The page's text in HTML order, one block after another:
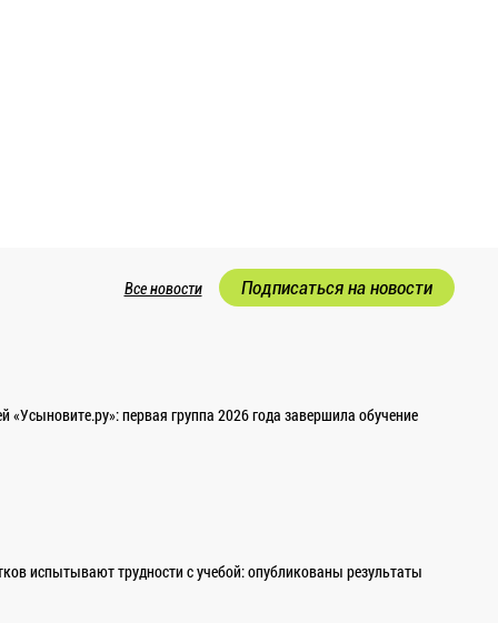
Все новости Подписаться на новости
первая группа 2026 года завершила обучение
испытывают трудности с учебой: опубликованы результаты